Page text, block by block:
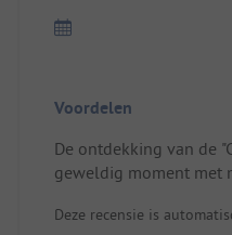
Voordelen
De ontdekking van de
geweldig moment met
ontvangst is echt warm.
Deze recensie is